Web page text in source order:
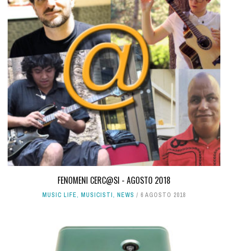
FENOMENI CERC@SI - AGOSTO 2018
MUSIC LIFE, MUSICISTI, NEWS 6 AGOSTO 2018